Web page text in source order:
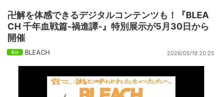
卍解を体感できるデジタルコンテンツも！『BLEA
CH 千年血戦篇-禍進譚-』特別展示が5月30日から
開催
BLEACH 2026/05/19 20:25